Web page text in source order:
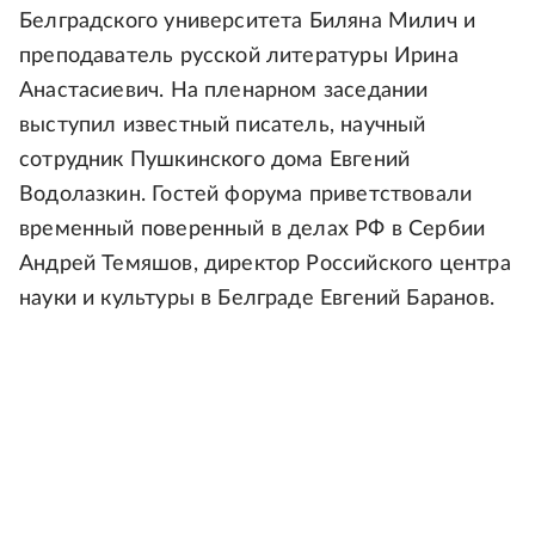
Белградского университета Биляна Милич и
преподаватель русской литературы Ирина
Анастасиевич. На пленарном заседании
выступил известный писатель, научный
сотрудник Пушкинского дома Евгений
Водолазкин. Гостей форума приветствовали
временный поверенный в делах РФ в Сербии
Андрей Темяшов, директор Российского центра
науки и культуры в Белграде Евгений Баранов.